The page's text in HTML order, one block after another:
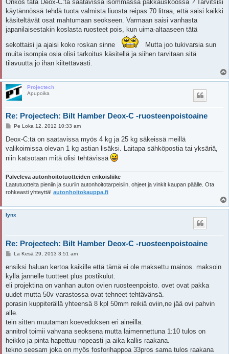
t
i
Onkos tätä Deox-C:tä saatavissa isommassa pakkauskoossa ? Tarvitsisi
käytännössä tehdä tuota valmista liuosta reipas 70 litraa, että saisi kaikki
käsiteltävät osat mahtumaan seokseen. Varmaan saisi vanhasta
japanilaisestakin koslasta ruosteet pois, kun uima-altaaseen tätä
sekottaisi ja ajaisi koko roskan sinne
Mutta joo tukivarsia sun
muita isompia osia olisi tarkoitus käsitellä ja siihen tarvitaan sitä
tilavuutta jo ihan kiitettävästi.
l
Projectech
Apupoika
Re: Projectech: Bilt Hamber Deox-C -ruosteenpoistoaine
V
e
t
i
Pe Loka 12, 2012 10:33 am
Deox-C:tä on saatavissa myös 4 kg ja 25 kg säkeissä meillä
valikoimissa olevan 1 kg astian lisäksi. Laitapa sähköpostia tai yksäriä,
niin katsotaan mitä olisi tehtävissä
Palveleva autonhoitotuotteiden erikoisliike
Laatutuotteita pieniin ja suuriin autonhoitotarpeisiin, ohjeet ja vinkit kaupan päälle. Ota
rohkeasti yhteyttä! autonhoitokauppa.fi
l
lynx
Re: Projectech: Bilt Hamber Deox-C -ruosteenpoistoaine
V
e
t
i
La Kesä 29, 2013 3:51 am
ensiksi haluan kertoa kaikille että tämä ei ole maksettu mainos. maksoin
kyllä jannelle tuotteet plus postikulut.
eli projektina on vanhan auton ovien ruosteenpoisto. ovet ovat pakka
uudet mutta 50v varastossa ovat tehneet tehtävänsä.
porasin kuppiterällä yhteensä 8 kpl 50mm reikiä oviin,ne jää ovi pahvin
alle.
tein sitten muutaman koevedoksen eri aineilla.
annitrol toimii vahvana seoksena mutta laimennettuna 1:10 tulos on
heikko ja pinta hapettuu nopeasti ja aika kallis raakana.
tekno seesam joka on myös fosforihappoa 33pros sama tulos raakana